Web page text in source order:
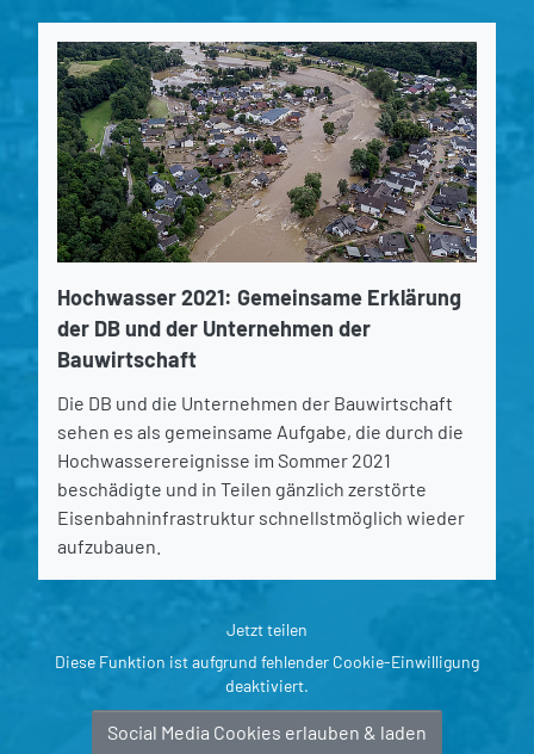
Hochwasser 2021: Gemeinsame Erklärung
der DB und der Unternehmen der
Bauwirtschaft
Die DB und die Unternehmen der Bauwirtschaft
sehen es als gemeinsame Aufgabe, die durch die
Hochwasserereignisse im Sommer 2021
beschädigte und in Teilen gänzlich zerstörte
Eisenbahninfrastruktur schnellstmöglich wieder
aufzubauen.
Jetzt teilen
Diese Funktion ist aufgrund fehlender Cookie-Einwilligung
deaktiviert.
Social Media Cookies erlauben & laden